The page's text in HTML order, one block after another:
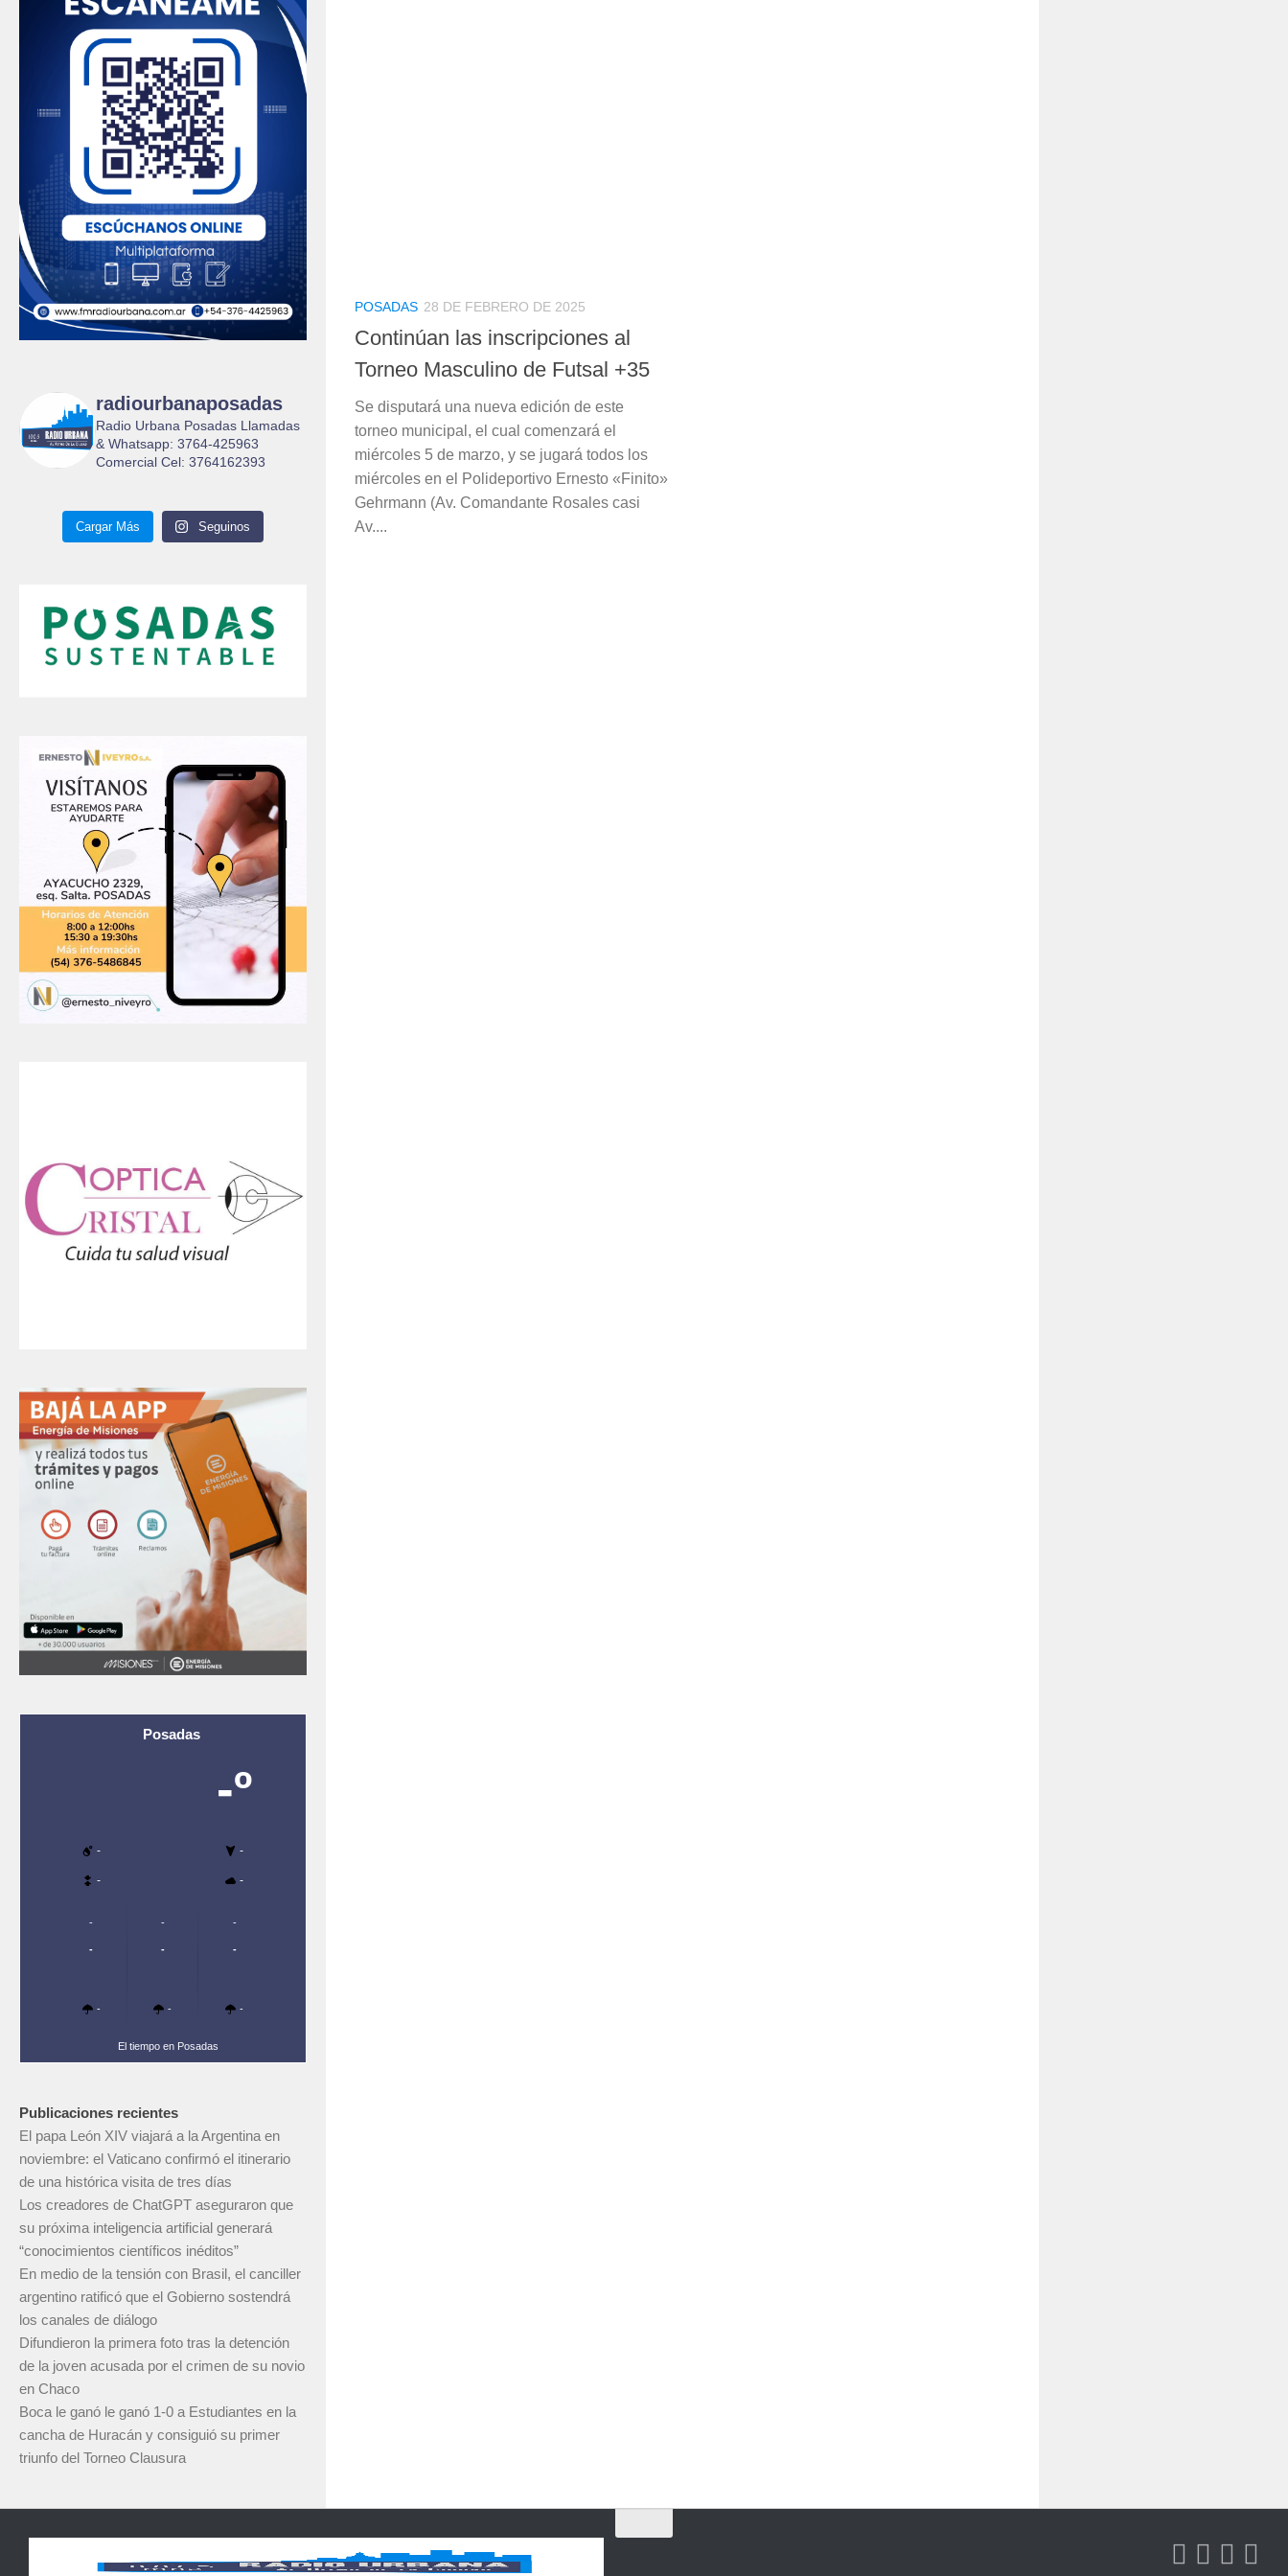
POSADAS 28 DE FEBRERO DE 2025
Continúan las inscripciones al
Torneo Masculino de Futsal +35
Se disputará una nueva edición de este
torneo municipal, el cual comenzará el
miércoles 5 de marzo, y se jugará todos los
miércoles en el Polideportivo Ernesto «Finito»
Gehrmann (Av. Comandante Rosales casi
Av....
radiourbanaposadas
Radio Urbana Posadas Llamadas
& Whatsapp: 3764-425963
Comercial Cel: 3764162393
Cargar Más Seguinos
Posadas
-º
- -
- -
-
-
-
-
-
-
-
-
-
El tiempo en Posadas
Publicaciones recientes
El papa León XIV viajará a la Argentina en
noviembre: el Vaticano confirmó el itinerario
de una histórica visita de tres días
Los creadores de ChatGPT aseguraron que
su próxima inteligencia artificial generará
“conocimientos científicos inéditos”
En medio de la tensión con Brasil, el canciller
argentino ratificó que el Gobierno sostendrá
los canales de diálogo
Difundieron la primera foto tras la detención
de la joven acusada por el crimen de su novio
en Chaco
Boca le ganó le ganó 1-0 a Estudiantes en la
cancha de Huracán y consiguió su primer
triunfo del Torneo Clausura